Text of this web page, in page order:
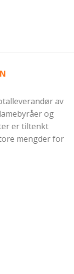
av
og
er tiltenkt
mengder for